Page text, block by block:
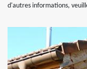
d'autres informations,